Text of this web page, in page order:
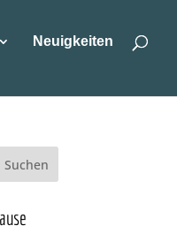
Neuigkeiten